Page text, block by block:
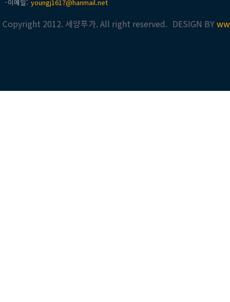
이메일 youngj1617@hanmail.net
Copyright 2012. 세양푸가. All right reserved. DESIGN BY